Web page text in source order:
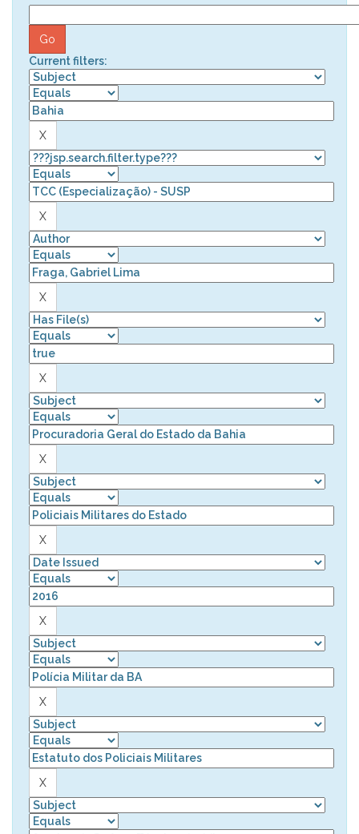
Current filters: